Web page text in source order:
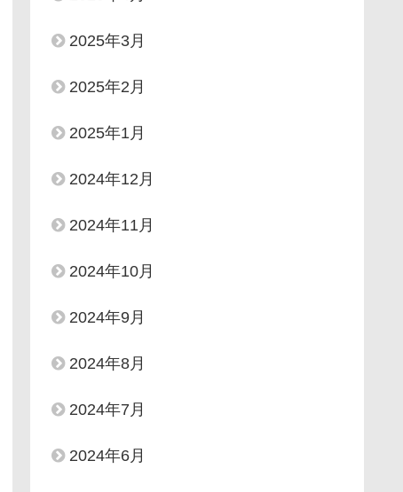
2025年3月
2025年2月
2025年1月
2024年12月
2024年11月
2024年10月
2024年9月
2024年8月
2024年7月
2024年6月